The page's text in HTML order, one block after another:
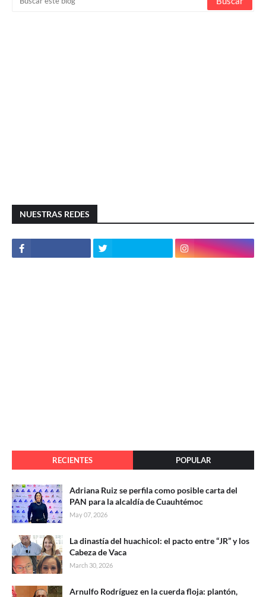
NUESTRAS REDES
RECIENTES POPULAR
Adriana Ruiz se perfila como posible carta del
PAN para la alcaldía de Cuauhtémoc
May 07, 2026
La dinastía del huachicol: el pacto entre “JR” y los
Cabeza de Vaca
March 30, 2026
Arnulfo Rodríguez en la cuerda floja: plantón,